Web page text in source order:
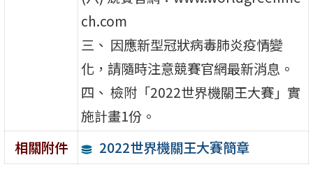
ch.com
三、 因應新型冠狀病毒肺炎疫情變
化，請隨時注意競賽官網最新消息。
四、 檢附「2022世界機關王大賽」實
施計畫1份。
相關附件
2022世界機關王大賽簡章